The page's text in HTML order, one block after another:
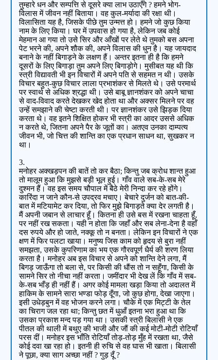
तुम्हारे धन और सम्पत्ति से दूसरे क्या लाभ उठाएँगे ? हमने भोग-
विलास में जीवन नहीं बिताया। वह कुल-मर्यादा की रक्षा थी।
विलासिता यह है, जिसके पीछे तुम उन्मत्त हो। हमने जो कुछ किया
नाम के लिए किया। घर में उपवास हो गया है, लेकिन जब कोई
मेहमान आ गया तो उसे सिर और आँखों पर लेते थे तुमको बस अपना
पेट भरने की, अपने शौक की, अपने विलास की धुन है। यह जायदाद
बनाने के नहीं बिगाड़ने के लक्षण हैं। अन्तर इतना ही है कि हमने
दूसरों के लिए बिगाड़ा तुम अपने लिए बिगाड़ोगे। मुसीबत यह थी कि
स्त्री विद्यावती भी इन विचारों में अपने पति से सहमत न थी। उसके
विचार बहुत-कुछ विचार लाला प्रभाशंकर से मिलते थे। उसे परमार्थ
पर स्वार्थ से अधिक श्रद्धा थी। उसे बाबू ज्ञानशंकर को अपने चाचा
से वाद-विवाद करते देखकर खेद होता था और अक्सर मिलने पर वह
उन्हें समझाने की चेष्टा करती थी। पर ज्ञानशंकर उसे झिड़क दिया
करता थे। वह इतने शिक्षित होकर भी स्त्री का आदर उससे अधिक
न करते थे, जितना अपने पैर के जूतों का। अतएव उनका दाम्पत्य
जीवन भी, जो चित्त की शान्ति का एक प्रधान साधन था, सुखकर न
था।
3.
मनोहर अक्खड़पन की बातें तो कर बैठा; किन्तु जब क्रोध शान्त हुआ
तो मालूम हुआ कि मुझसे बड़ी भूल हुई। गाँव वाले सब-के-सब मेरे
दुश्मन हैं। वह इस समय चौपाल में बैठे मेरी निन्दा कर रहे होंगे।
कारिंदा न जाने कौन-से उपद्रव मचाए। बेचारे दुर्जन को बात-की-
बात में मटियामेट कर दिया, तो फिर मुझे बिगाड़ते क्या देर लगती है।
मैं अपनी जबान से लाचार हूँ। कितना ही उसे बस में रखना चाहता हूँ,
पर नहीं रख सकता। यही न होता कि जहाँ और सब लेना-देना है वहाँ
दस रुपये और हो जाते, नक्कू तो न बनता। लेकिन इन विचारों ने एक
क्षण में फिर पलटा खाया। मनुष्य जिस काम को हृदय से बुरा नहीं
समझता, उसके कुपरिणाम का भय एक गौरवपूर्ण धैर्य की शरण लिया
करता है। मनोहर अब इस विचार से अपने को शान्ति देने लगा, मैं
बिगड़ जाऊँगा तो बला से, पर किसी की धौंस तो न सहूँगा, किसी के
सामने सिर तो नीचा नहीं करता। जमींदार भी देख लें कि गाँव में सब-
के-सब भाँड़ ही नहीं हैं। अगर कोई मामला खड़ा किया तो अदालत में
हाकिम के सामने सारा भण्डा फोड़ दूँगा, जो कुछ होगा, देखा जाएगा।
इसी उधेड़बुन में वह भोजन करने लगा। चौके में एक मिट्टी के तेल
का चिराग जल रहा था; किन्तु छत में धुआँ इतना भरा हुआ था कि
उसका प्रकाश मन्द पड़ गया था। उसकी स्त्री बिलासी ने एक
पीतल की थाली में बथुए की भाजी और जौं की कई मोटी-मोटी रोटियाँ
परस दीं। मनोहर इस भाँति रोटियाँ तोड़-तोड़ मुँह में रखता था, जैसे
कोई दवा खा रहा हो। इतनी ही रुचि से वह घास भी खाता। बिलासी
ने पूछा, क्या साग अच्छा नहीं ? गुड़ दूँ ?